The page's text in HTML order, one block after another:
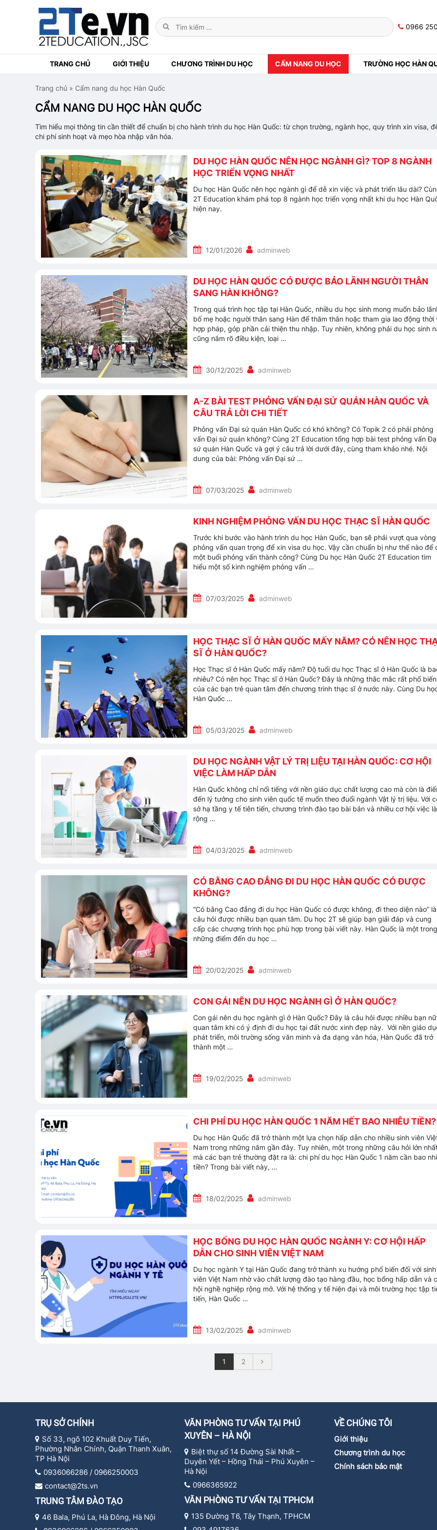
0966
TRANG CHỦ GIỚI THIỆU CHƯƠNG TRÌNH DU HỌC CẨM NANG DU HỌC TRƯỜNG HỌC HÀN
Trang chủ » Cẩm nang du học Hàn Quốc
CẨM NANG DU HỌC HÀN QUỐC
Tìm hiểu mọi thông tin cần thiết để chuẩn bị cho hành trình du học Hàn Quốc: từ chọn trường, ngành học, quy trình xin visa,
chi phí sinh hoạt và mẹo hòa nhập văn hóa.
DU HỌC HÀN QUỐC NÊN HỌC NGÀNH GÌ? TOP 8 NGÀNH
HỌC TRIỂN VỌNG NHẤT
Du học Hàn Quốc nên học ngành gì để dễ xin việc và phát triển lâu dài?
2T Education khám phá top 8 ngành học triển vọng nhất khi du học Hàn
hiện nay.
12/01/2026 adminweb
DU HỌC HÀN QUỐC CÓ ĐƯỢC BẢO LÃNH NGƯỜI THÂN
SANG HÀN KHÔNG?
Trong quá trình học tập tại Hàn Quốc, nhiều du học sinh mong muốn bảo
bố mẹ hoặc người thân sang Hàn để thăm thân hoặc tham gia lao động thời
hợp pháp, góp phần cải thiện thu nhập. Tuy nhiên, không phải du học sinh
cũng nắm rõ điều kiện, loại …
30/12/2025 adminweb
A-Z BÀI TEST PHỎNG VẤN ĐẠI SỨ QUÁN HÀN QUỐC VÀ
CÂU TRẢ LỜI CHI TIẾT
Phỏng vấn Đại sứ quán Hàn Quốc có khó không? Có Topik 2 có phải phỏng
vấn Đại sứ quán không? Cùng 2T Education tổng hợp bài test phỏng vấn
sứ quán Hàn Quốc và gợi ý câu trả lời dưới đây, cùng tham khảo nhé. Nội
dung của bài: Phỏng vấn Đại sứ …
07/03/2025 adminweb
KINH NGHIỆM PHỎNG VẤN DU HỌC THẠC SĨ HÀN QUỐC
Trước khi bước vào hành trình du học Hàn Quốc, bạn sẽ phải vượt qua vòng
phỏng vấn quan trọng để xin visa du học. Vậy cần chuẩn bị như thế nào để
một buổi phỏng vấn thành công? Cùng Du học Hàn Quốc 2T Education tìm
hiểu một số kinh nghiệm phỏng vấn …
07/03/2025 adminweb
HỌC THẠC SĨ Ở HÀN QUỐC MẤY NĂM? CÓ NÊN HỌC
SĨ Ở HÀN QUỐC?
Học Thạc sĩ ở Hàn Quốc mấy năm? Độ tuổi du học Thạc sĩ ở Hàn Quốc là
nhiêu? Có nên học Thạc sĩ ở Hàn Quốc? Đây là những thắc mắc rất phổ biến
của các bạn trẻ quan tâm đến chương trình thạc sĩ ở nước này. Cùng Du
Hàn Quốc …
05/03/2025 adminweb
DU HỌC NGÀNH VẬT LÝ TRỊ LIỆU TẠI HÀN QUỐC: CƠ HỘI
VIỆC LÀM HẤP DẪN
Hàn Quốc không chỉ nổi tiếng với nền giáo dục chất lượng cao mà còn là
đến lý tưởng cho sinh viên quốc tế muốn theo đuổi ngành Vật lý trị liệu. Với
sở hạ tầng y tế tiên tiến, chương trình đào tạo bài bản và nhiều cơ hội việc
rộng …
04/03/2025 adminweb
CÓ BẰNG CAO ĐẲNG ĐI DU HỌC HÀN QUỐC CÓ ĐƯỢC
KHÔNG?
“Có bằng Cao đẳng đi du học Hàn Quốc có được không, đi theo diện nào” là
câu hỏi được nhiều bạn quan tâm. Du học 2T sẽ giúp bạn giải đáp và cung
cấp các chương trình học phù hợp trong bài viết này. Hàn Quốc là một trong
những điểm đến du học …
20/02/2025 adminweb
CON GÁI NÊN DU HỌC NGÀNH GÌ Ở HÀN QUỐC?
Con gái nên du học ngành gì ở Hàn Quốc? Đây là câu hỏi được nhiều bạn nữ
quan tâm khi có ý định đi du học tại đất nước xinh đẹp này. Với nền giáo
phát triển, môi trường sống văn minh và đa dạng văn hóa, Hàn Quốc đã trở
thành một …
19/02/2025 adminweb
CHI PHÍ DU HỌC HÀN QUỐC 1 NĂM HẾT BAO NHIÊU TIỀN?
Du học Hàn Quốc đã trở thành một lựa chọn hấp dẫn cho nhiều sinh viên
Nam trong những năm gần đây. Tuy nhiên, một trong những câu hỏi lớn
mà các bạn trẻ thường đặt ra là: chi phí du học Hàn Quốc 1 năm cần bao
tiền? Trong bài viết này, …
18/02/2025 adminweb
HỌC BỔNG DU HỌC HÀN QUỐC NGÀNH Y: CƠ HỘI HẤP
DẪN CHO SINH VIÊN VIỆT NAM
Du học ngành Y tại Hàn Quốc đang trở thành xu hướng phổ biến đối với sinh
viên Việt Nam nhờ vào chất lượng đào tạo hàng đầu, học bổng hấp dẫn và
hội nghề nghiệp rộng mở. Với hệ thống y tế hiện đại và môi trường học tập
tiến, Hàn Quốc …
13/02/2025 adminweb
1 2
TRỤ SỞ CHÍNH
Số 33, ngõ 102 Khuất Duy Tiến,
Phường Nhân Chính, Quận Thanh Xuân,
TP Hà Nội
0936066286 / 0966250003
contact@2ts.vn
TRUNG TÂM ĐÀO TẠO
46 Bala, Phú La, Hà Đông, Hà Nội
VĂN PHÒNG TƯ VẤN TẠI PHÚ
XUYÊN – HÀ NỘI
Biệt thự số 14 Đường Sài Nhất –
Duyên Yết – Hồng Thái – Phú Xuyên –
Hà Nội
0966365922
VĂN PHÒNG TƯ VẤN TẠI TPHCM
135 Đường T6, Tây Thạnh, TPHCM
VỀ CHÚNG TÔI
Giới thiệu
Chương trình du học
Chính sách bảo mật